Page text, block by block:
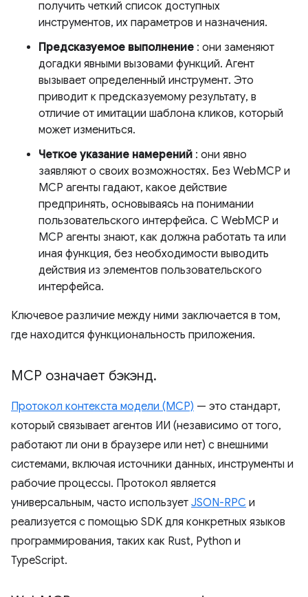
получить четкий список доступных
инструментов, их параметров и назначения.
Предсказуемое выполнение : они заменяют
догадки явными вызовами функций. Агент
вызывает определенный инструмент. Это
приводит к предсказуемому результату, в
отличие от имитации шаблона кликов, который
может измениться.
Четкое указание намерений : они явно
заявляют о своих возможностях. Без WebMCP и
MCP агенты гадают, какое действие
предпринять, основываясь на понимании
пользовательского интерфейса. С WebMCP и
MCP агенты знают, как должна работать та или
иная функция, без необходимости выводить
действия из элементов пользовательского
интерфейса.
Ключевое различие между ними заключается в том,
где находится функциональность приложения.
MCP означает бэкэнд.
Протокол контекста модели (MCP) — это стандарт,
который связывает агентов ИИ (независимо от того,
работают ли они в браузере или нет) с внешними
системами, включая источники данных, инструменты и
рабочие процессы. Протокол является
универсальным, часто использует JSON-RPC и
реализуется с помощью SDK для конкретных языков
программирования, таких как Rust, Python и
TypeScript.